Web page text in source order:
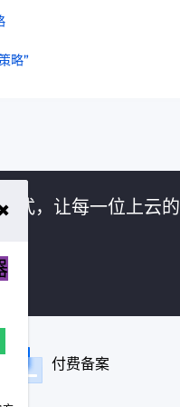
略”
式，让每一位上云
付费备案